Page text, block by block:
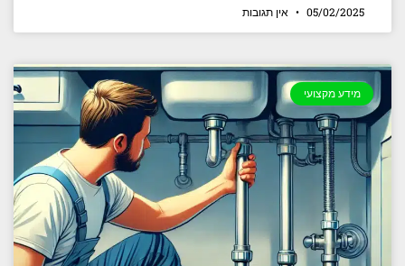
05/02/2025 אין תגובות
מידע מקצועי